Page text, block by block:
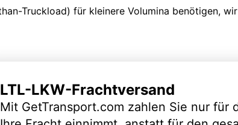
Truckload) für kleinere Volumina benötigen,
LTL-LKW-Frachtversand
Mit GetTransport.com zahlen Sie nur für